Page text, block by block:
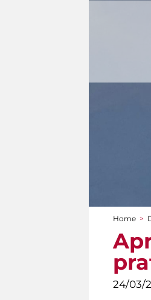
You
Home >
24/03/